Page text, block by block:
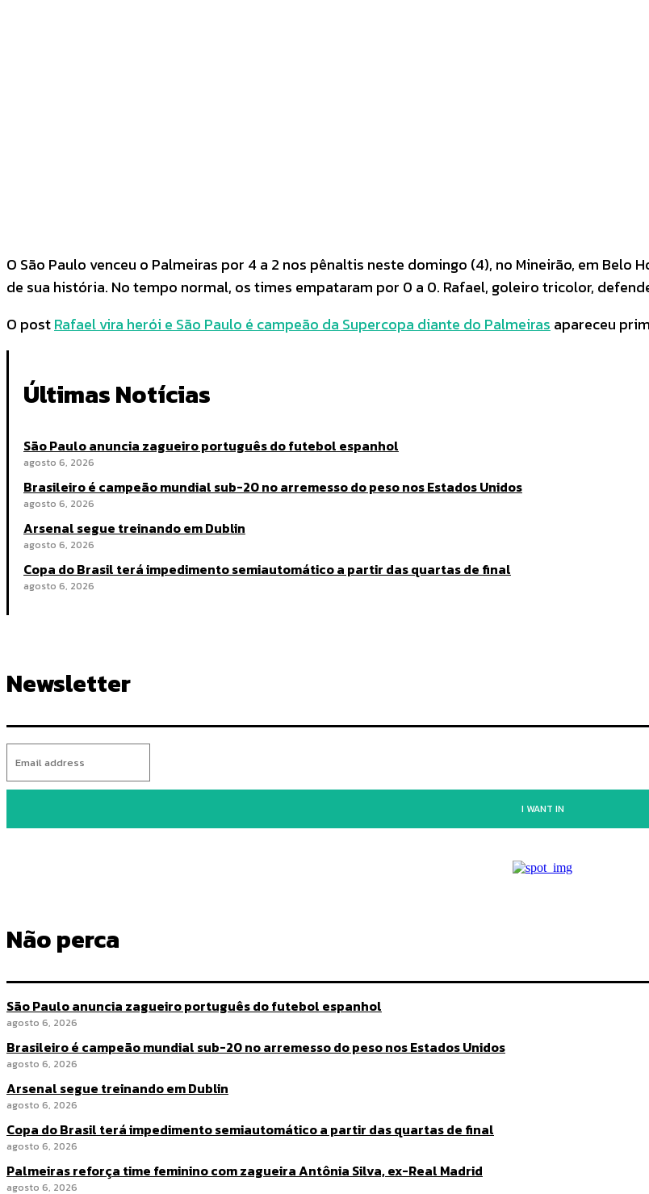
O São Paulo venceu o Palmeiras por 4 a 2 nos pênaltis neste domingo (4), no Mineirão, em
de sua história. No tempo normal, os times empataram por 0 a 0. Rafael, goleiro tricolor,
O postRafael vira herói e São Paulo é campeão da Supercopa diante do Palmeiras apareceu
Últimas Notícias
São Paulo anuncia zagueiro português do futebol espanhol
agosto 6, 2026
Brasileiro é campeão mundial sub-20 no arremesso do peso nos Estados Unidos
agosto 6, 2026
Arsenal segue treinando em Dublin
agosto 6, 2026
Copa do Brasil terá impedimento semiautomático a partir das quartas de final
agosto 6, 2026
Newsletter
I WANT IN
Não perca
São Paulo anuncia zagueiro português do futebol espanhol
agosto 6, 2026
Brasileiro é campeão mundial sub-20 no arremesso do peso nos Estados Unidos
agosto 6, 2026
Arsenal segue treinando em Dublin
agosto 6, 2026
Copa do Brasil terá impedimento semiautomático a partir das quartas de final
agosto 6, 2026
Palmeiras reforça time feminino com zagueira Antônia Silva, ex-Real Madrid
agosto 6, 2026